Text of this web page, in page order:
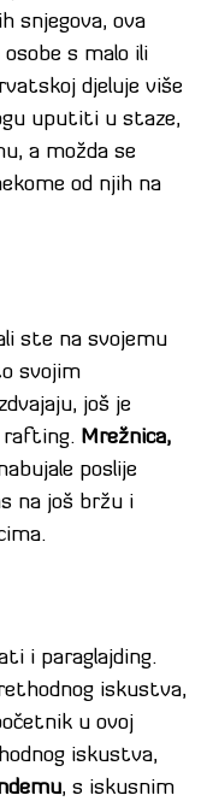
snjegova, ova
s malo ili
djeluje više
uputiti u staze,
a možda se
od njih na
ste na svojemu
svojim
još je
rafting. Mrežnica,
poslije
na još bržu i
i paraglajding.
iskustva,
u ovoj
iskustva,
, s iskusnim